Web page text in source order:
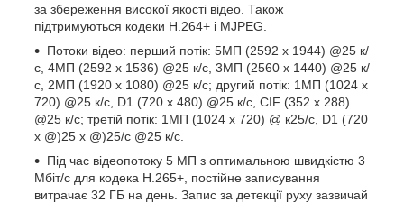
за збереження високої якості відео. Також
підтримуються кодеки H.264+ і MJPEG.
Потоки відео: перший потік: 5МП (2592 x 1944) @25 к/
с, 4МП (2592 x 1536) @25 к/с, 3МП (2560 x 1440) @25 к/
с, 2МП (1920 x 1080) @25 к/с; другий потік: 1МП (1024 x
720) @25 к/с, D1 (720 x 480) @25 к/с, CIF (352 x 288)
@25 к/с; третій потік: 1МП (1024 x 720) @ к25/с, D1 (720
x @)25 x @)25/с @25 к/с.
Під час відеопотоку 5 МП з оптимальною швидкістю 3
Мбіт/с для кодека H.265+, постійне записування
витрачає 32 ГБ на день. Запис за детекції руху зазвичай